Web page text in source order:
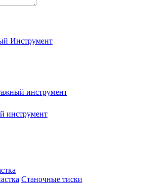
Инструмент
инструмент
инструмент
Станочные тиски